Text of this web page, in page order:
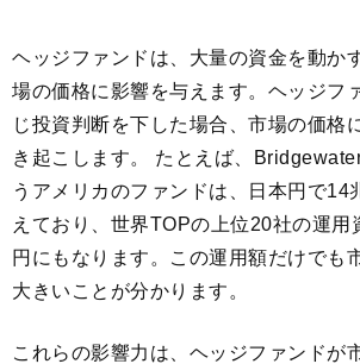
ヘッジファンドは、大量の資金を動か
場の価格に影響を与えます。ヘッジフ
じ投資判断を下した場合、市場の価格
き起こします。 たとえば、
うアメリカのファンドは、日本円で14
えており、世界TOPの上位20社の運用
円にもなります。この運用額だけでも
大きいことが分かります。
これらの影響力は、ヘッジファンドが